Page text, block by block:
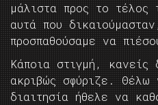
μάλιστα προς το
αυτά που
προσπαθούσαμε να
Κάποια στιγμή, κανείς
ακριβώς σφύριζε.
διαιτησία ήθελε να